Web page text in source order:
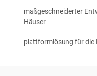
maßgeschneiderter
Häuser
plattformlösung für die